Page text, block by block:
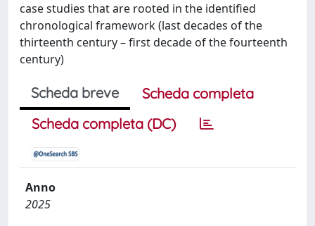
case studies that are rooted in the identified
chronological framework (last decades of the
thirteenth century – first decade of the fourteenth
century)
Scheda breve
Scheda completa
Scheda completa (DC)
Anno
2025